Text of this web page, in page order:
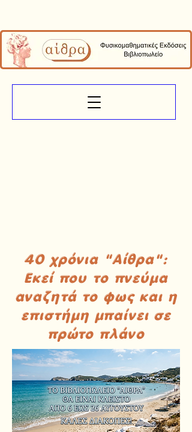
40 χρόνια "Αίθρα":
Εκεί που το πνεύμα
αναζητά το φως και η
επιστήμη μπαίνει σε
πρώτο πλάνο